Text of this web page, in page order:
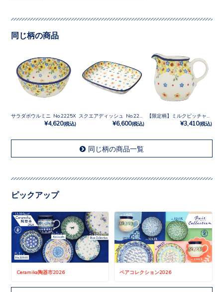
同じ柄の商品
サラダボウルミニ No.2225X
¥4,620(税込) ¥6,600(税込) ¥3,410(税込)
同じ柄の商品一覧
ピックアップ
Ceramika陶器市2026 ペアコレクション2026